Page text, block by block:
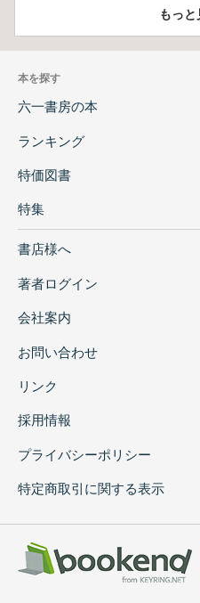
もっと
本を探す
六一書房の本
ランキング
特価図書
特集
書店様へ
著者ログイン
会社案内
お問い合わせ
リンク
採用情報
プライバシーポリシー
特定商取引に関する表示